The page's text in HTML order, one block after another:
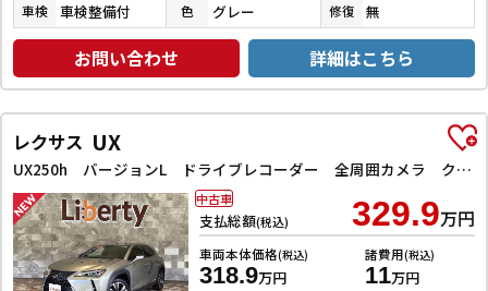
車検 車検整備付 色 グレー 修復 無
お問い合わせ 詳細はこちら
レクサス UX
UX250h バージョンL ドライブレコーダー 全周囲カメラ クリアランスソナー オートクルーズコントロール レーンアシスト パワーシート 衝突被害軽減システム ナビ TV オートマチックハイビーム オートライト
支払総額(税込) 329.9万円
車両本体価格(税込)
318.9万円
諸費用(税込)
11万円
中古車